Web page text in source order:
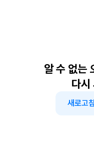
알 수 없는
다시
새로고침